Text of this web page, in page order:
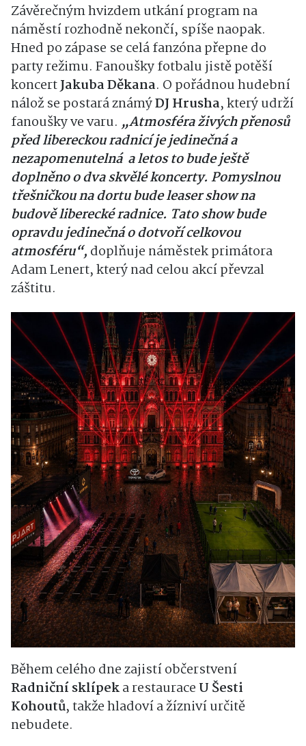
Závěrečným hvizdem utkání program na
náměstí rozhodně nekončí, spíše naopak.
Hned po zápase se celá fanzóna přepne do
party režimu. Fanoušky fotbalu jistě potěší
koncertJakuba Děkana. O pořádnou hudební
nálož se postará známýDJ Hrusha, který udrží
fanoušky ve varu. „Atmosféra živých přenosů
před libereckou radnicí je jedinečná a
nezapomenutelná a letos to bude ještě
doplněno o dva skvělé koncerty. Pomyslnou
třešničkou na dortu bude leaser show na
budově liberecké radnice. Tato show bude
opravdu jedinečná o dotvoří celkovou
atmosféru“, doplňuje náměstek primátora
Adam Lenert, který nad celou akcí převzal
záštitu.
Během celého dne zajistí občerstvení
Radniční sklípeka restaurace U Šesti
Kohoutů, takže hladoví a žízniví určitě
nebudete.